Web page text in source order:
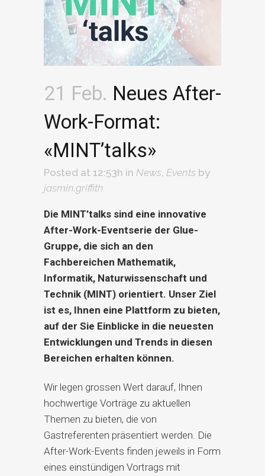
21 Feb. Neues After-
Work-Format:
«MINT’talks»
Posted at 12:53h in News, Events by
jasmin.griffith
Die MINT’talks sind eine innovative
After-Work-Eventserie der Glue-
Gruppe, die sich an den
Fachbereichen Mathematik,
Informatik, Naturwissenschaft und
Technik (MINT) orientiert. Unser Ziel
ist es, Ihnen eine Plattform zu bieten,
auf der Sie Einblicke in die neuesten
Entwicklungen und Trends in diesen
Bereichen erhalten können.
Wir legen grossen Wert darauf, Ihnen
hochwertige Vorträge zu aktuellen
Themen zu bieten, die von
Gastreferenten präsentiert werden. Die
After-Work-Events finden jeweils in Form
eines einstündigen Vortrags mit